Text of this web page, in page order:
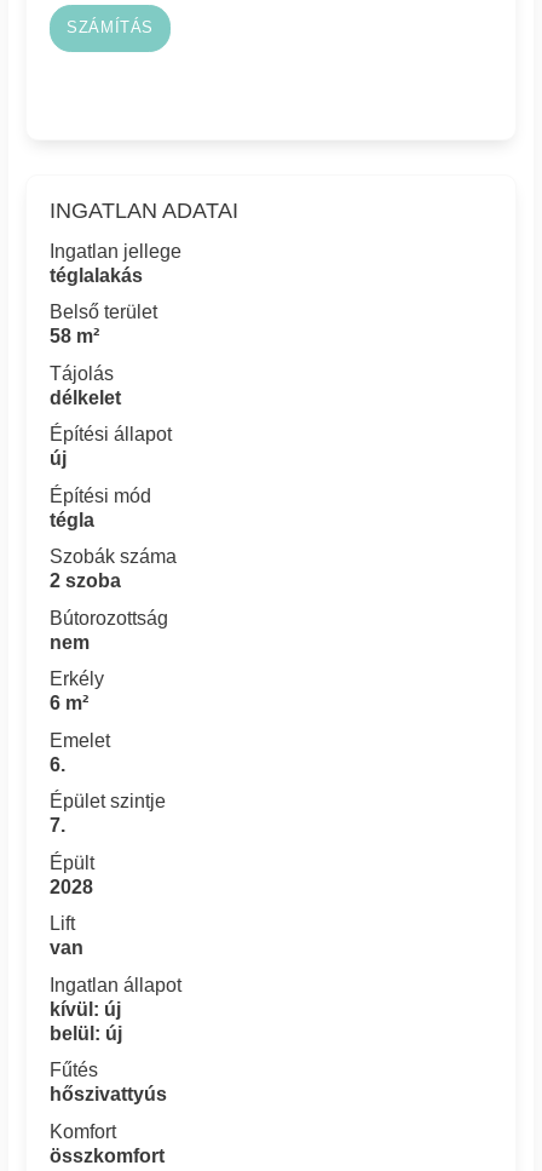
SZÁMÍTÁS
INGATLAN ADATAI
Ingatlan jellege
téglalakás
Belső terület
58 m²
Tájolás
délkelet
Építési állapot
új
Építési mód
tégla
Szobák száma
2 szoba
Bútorozottság
nem
Erkély
6 m²
Emelet
6.
Épület szintje
7.
Épült
2028
Lift
van
Ingatlan állapot
kívül: új
belül: új
Fűtés
hőszivattyús
Komfort
összkomfort